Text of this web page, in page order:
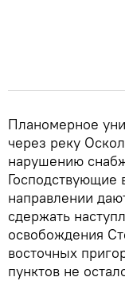
Планомерное
через реку
нарушению
Господствующие
направлении
сдержать
освобождения
восточных
пунктов не